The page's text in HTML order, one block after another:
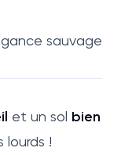
sauvage
et un sol bien
lourds !